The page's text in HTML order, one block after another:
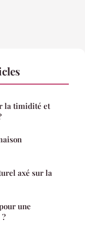
la timidité et
axé sur la
une